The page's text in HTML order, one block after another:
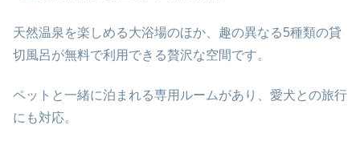
天然温泉を楽しめる大浴場のほか、趣の異なる5種類の貸
切風呂が無料で利用できる贅沢な空間です。
ペットと一緒に泊まれる専用ルームがあり、愛犬との旅行
にも対応。